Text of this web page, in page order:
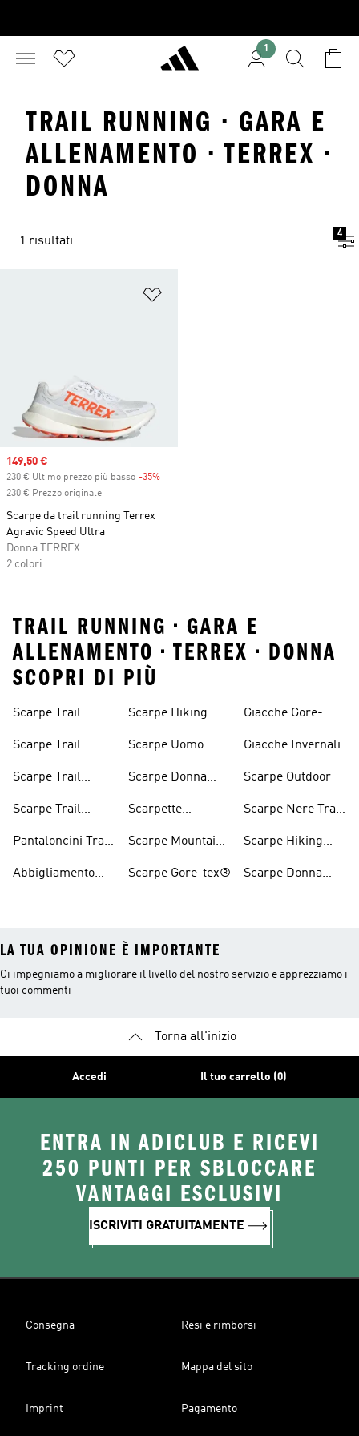
1
TRAIL RUNNING · GARA E
ALLENAMENTO · TERREX ·
DONNA
1 risultati
4
Sale price
149,50 €
230 € Ultimo prezzo più basso -35%
230 € Prezzo originale
Scarpe da trail running Terrex
Agravic Speed Ultra
Donna TERREX
2 colori
TRAIL RUNNING • GARA E
ALLENAMENTO • TERREX • DONNA
SCOPRI DI PIÙ
Scarpe Trail
Scarpe Trail
Immeabili
Scarpe Trail
Scarpe Trail
Pantaloncini Trail
Abbigliamento
Scarpe Hiking
Scarpe Uomo
Scarpe Donna
Scarpette
Scarpe Mountain
Scarpe Gore-tex®
Giacche Gore-
Giacche Invernali
Scarpe Outdoor
Scarpe Nere Trail
Scarpe Hiking
Scarpe Donna
LA TUA OPINIONE È IMPORTANTE
Ci impegniamo a migliorare il livello del nostro servizio e apprezziamo i
tuoi commenti
Torna all'inizio
Accedi Il tuo carrello (0)
ENTRA IN ADICLUB E RICEVI
250 PUNTI PER SBLOCCARE
VANTAGGI ESCLUSIVI
ISCRIVITI GRATUITAMENTE
Consegna Resi e rimborsi
Tracking ordine Mappa del sito
Imprint Pagamento